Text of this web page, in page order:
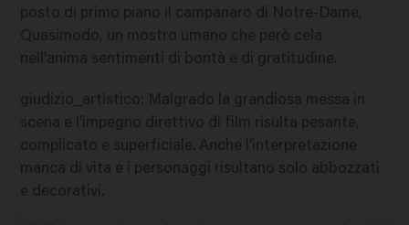
posto di primo piano il campanaro di Notre-Dame,
Quasimodo, un mostro umano che però cela
nell'anima sentimenti di bontà e di gratitudine.
giudizio_artistico: Malgrado la grandiosa messa in
scena e l'impegno direttivo di film risulta pesante,
complicato e superficiale. Anche l'interpretazione
manca di vita e i personaggi risultano solo abbozzati
e decorativi.